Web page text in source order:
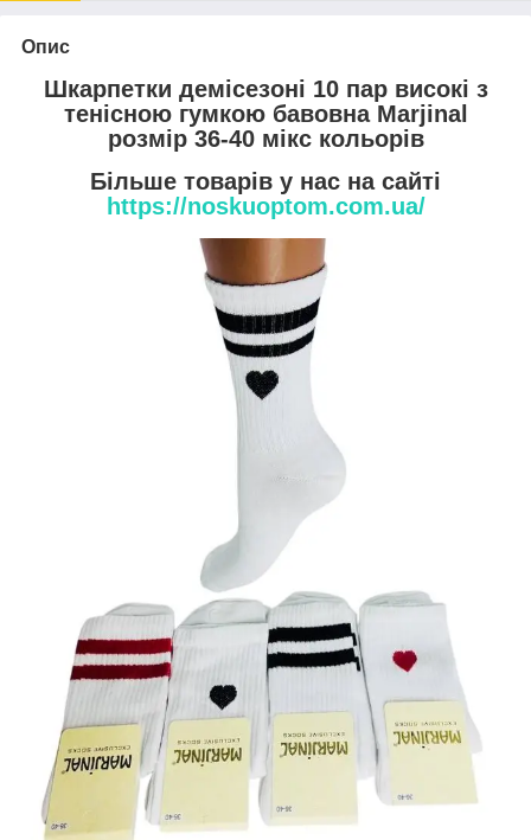
Опис
Шкарпетки демісезоні 10 пар високі з
тенісною гумкою бавовна Marjinal
розмір 36-40 мікс кольорів
Більше товарів у нас на сайті
https://noskuoptom.com.ua/